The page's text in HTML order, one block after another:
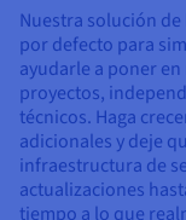
Nuestra solución de
por defecto para
ayudarle a poner
proyectos,
técnicos. Haga
adicionales y deje
infraestructura de
actualizaciones
tiempo a lo que